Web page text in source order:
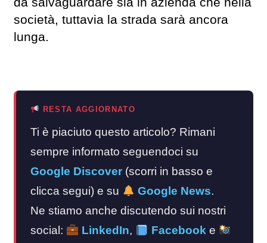
società, tuttavia la strada sarà ancora
lunga.
RESTA AGGIORNATO
Ti è piaciuto questo articolo? Rimani
sempre informato seguendoci su
Google Discover (scorri in basso e
clicca segui) e su
Google News.
Ne stiamo anche discutendo sui nostri
social:
LinkedIn, Facebooke